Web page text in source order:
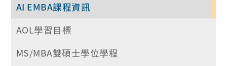
AI EMBA課程資訊
AOL學習目標
MS/MBA雙碩士學位學程